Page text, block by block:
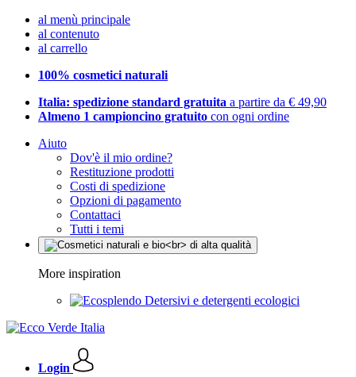
al menù principale
al contenuto
al carrello
100% cosmetici naturali
Italia: spedizione standard gratuita a partire da € 49,90
Almeno 1 campioncino gratuito con ogni ordine
Aiuto
Dov'è il mio ordine?
Restituzione prodotti
Costi di spedizione
Opzioni di pagamento
Contattaci
Tutti i temi
More inspiration
Detersivi e detergenti ecologici
Login